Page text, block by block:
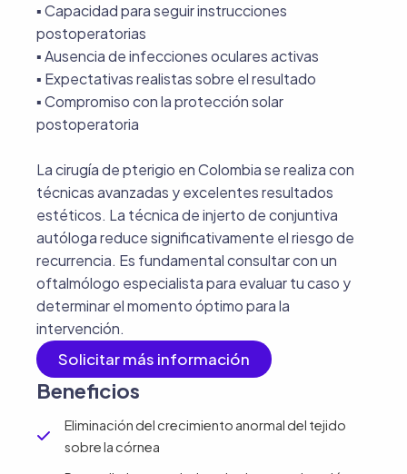
▪︎ Capacidad para seguir instrucciones
postoperatorias
▪︎ Ausencia de infecciones oculares activas
▪︎ Expectativas realistas sobre el resultado
▪︎ Compromiso con la protección solar
postoperatoria
La cirugía de pterigio en Colombia se realiza con
técnicas avanzadas y excelentes resultados
estéticos. La técnica de injerto de conjuntiva
autóloga reduce significativamente el riesgo de
recurrencia. Es fundamental consultar con un
oftalmólogo especialista para evaluar tu caso y
determinar el momento óptimo para la
intervención.
Solicitar más información
Beneficios
Eliminación del crecimiento anormal del tejido
sobre la córnea